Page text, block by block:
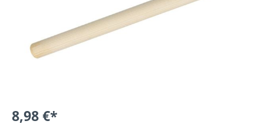
8,98 €*